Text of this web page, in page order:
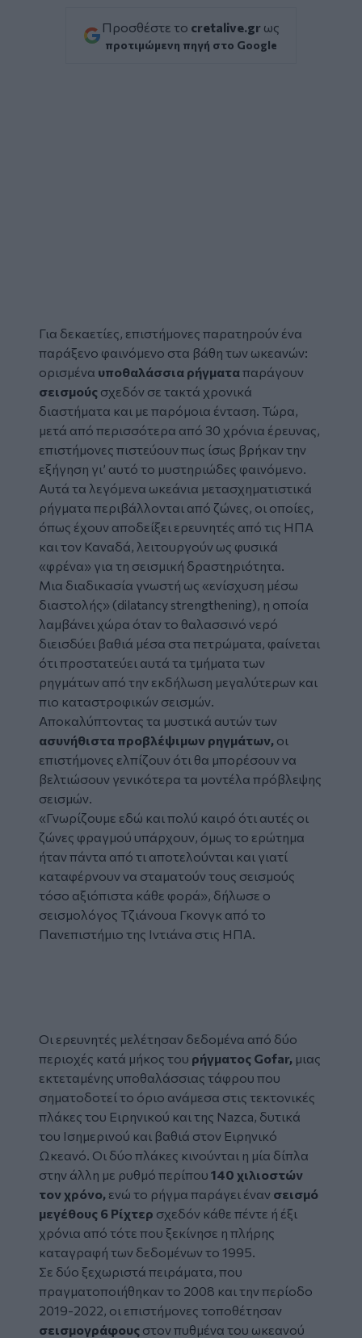
Προσθέστε το cretalive.gr ως
προτιμώμενη πηγή στο Google
Για δεκαετίες, επιστήμονες παρατηρούν ένα
παράξενο φαινόμενο στα βάθη των ωκεανών:
ορισμένα υποθαλάσσια ρήγματαπαράγουν
σεισμούς σχεδόν σε τακτά χρονικά
διαστήματα και με παρόμοια ένταση. Τώρα,
μετά από περισσότερα από 30 χρόνια έρευνας,
επιστήμονες πιστεύουν πως ίσως βρήκαν την
εξήγηση γι’ αυτό το μυστηριώδες φαινόμενο.
Αυτά τα λεγόμενα ωκεάνια μετασχηματιστικά
ρήγματα περιβάλλονται από ζώνες, οι οποίες,
όπως έχουν αποδείξει ερευνητές από τις ΗΠΑ
και τον Καναδά, λειτουργούν ως φυσικά
«φρένα» για τη σεισμική δραστηριότητα.
Μια διαδικασία γνωστή ως «ενίσχυση μέσω
διαστολής» (dilatancy strengthening), η οποία
λαμβάνει χώρα όταν το θαλασσινό νερό
διεισδύει βαθιά μέσα στα πετρώματα, φαίνεται
ότι προστατεύει αυτά τα τμήματα των
ρηγμάτων από την εκδήλωση μεγαλύτερων και
πιο καταστροφικών σεισμών.
Αποκαλύπτοντας τα μυστικά αυτών των
ασυνήθιστα προβλέψιμων ρηγμάτων, οι
επιστήμονες ελπίζουν ότι θα μπορέσουν να
βελτιώσουν γενικότερα τα μοντέλα πρόβλεψης
σεισμών.
«Γνωρίζουμε εδώ και πολύ καιρό ότι αυτές οι
ζώνες φραγμού υπάρχουν, όμως το ερώτημα
ήταν πάντα από τι αποτελούνται και γιατί
καταφέρνουν να σταματούν τους σεισμούς
τόσο αξιόπιστα κάθε φορά», δήλωσε ο
σεισμολόγος Τζιάνουα Γκονγκ από το
Πανεπιστήμιο της Ιντιάνα στις ΗΠΑ.
Οι ερευνητές μελέτησαν δεδομένα από δύο
περιοχές κατά μήκος του ρήγματος Gofar, μιας
εκτεταμένης υποθαλάσσιας τάφρου που
σηματοδοτεί το όριο ανάμεσα στις τεκτονικές
πλάκες του Ειρηνικού και της Nazca, δυτικά
του Ισημερινού και βαθιά στον Ειρηνικό
Ωκεανό. Οι δύο πλάκες κινούνται η μία δίπλα
στην άλλη με ρυθμό περίπου 140 χιλιοστών
τον χρόνο, ενώ το ρήγμα παράγει έναν σεισμό
μεγέθους 6 Ρίχτερ σχεδόν κάθε πέντε ή έξι
χρόνια από τότε που ξεκίνησε η πλήρης
καταγραφή των δεδομένων το 1995.
Σε δύο ξεχωριστά πειράματα, που
πραγματοποιήθηκαν το 2008 και την περίοδο
2019-2022, οι επιστήμονες τοποθέτησαν
σεισμογράφους στον πυθμένα του ωκεανού